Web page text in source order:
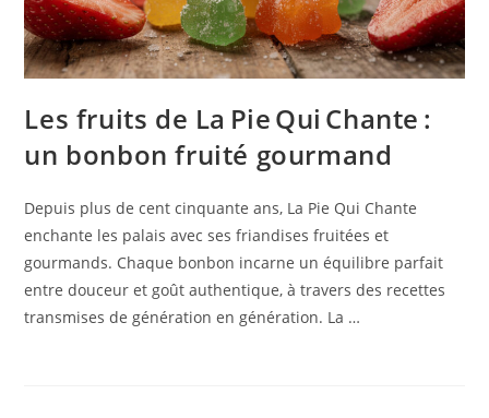
Les fruits de La Pie Qui Chante :
un bonbon fruité gourmand
Depuis plus de cent cinquante ans, La Pie Qui Chante
enchante les palais avec ses friandises fruitées et
gourmands. Chaque bonbon incarne un équilibre parfait
entre douceur et goût authentique, à travers des recettes
transmises de génération en génération. La …